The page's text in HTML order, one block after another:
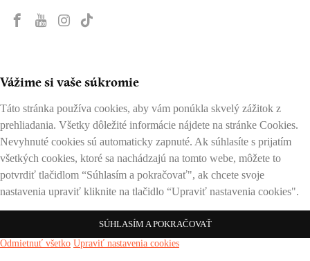
Vážime si vaše súkromie
Táto stránka používa cookies, aby vám ponúkla skvelý zážitok z
prehliadania. Všetky dôležité informácie nájdete na stránke Cookies.
Nevyhnuté cookies sú automaticky zapnuté. Ak súhlasíte s prijatím
všetkých cookies, ktoré sa nachádzajú na tomto webe, môžete to
potvrdiť tlačidlom “Súhlasím a pokračovať", ak chcete svoje
nastavenia upraviť kliknite na tlačidlo “Upraviť nastavenia cookies".
SÚHLASÍM A POKRAČOVAŤ
Odmietnuť všetko Upraviť nastavenia cookies